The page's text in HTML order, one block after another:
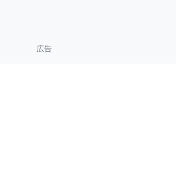
広告